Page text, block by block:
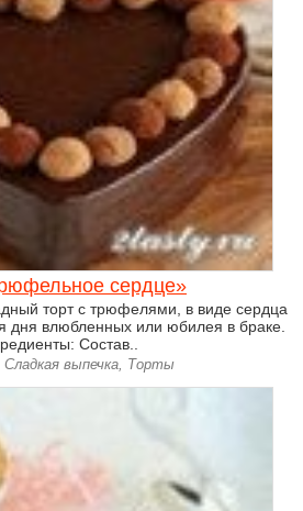
сердце»
торт с трюфелями, в виде сердца
дня влюбленных или юбилея в браке.
Состав..
Сладкая выпечка, Торты